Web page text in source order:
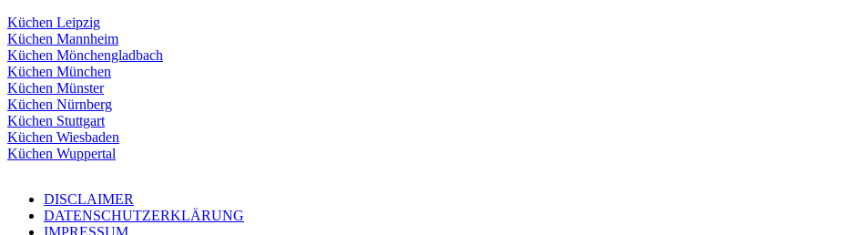
Küchen Leipzig
Küchen Mannheim
Küchen Mönchengladbach
Küchen München
Küchen Münster
Küchen Nürnberg
Küchen Stuttgart
Küchen Wiesbaden
Küchen Wuppertal
DISCLAIMER
DATENSCHUTZERKLÄRUNG
IMPRESSUM